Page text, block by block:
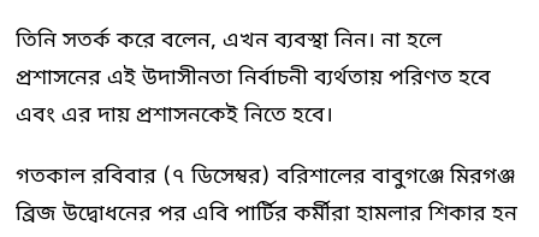
তিনি সতর্ক করে বলেন, এখন ব্যবস্থা নিন। না হলে
প্রশাসনের এই উদাসীনতা নির্বাচনী ব্যর্থতায় পরিণত হবে
এবং এর দায় প্রশাসনকেই নিতে হবে।
গতকাল রবিবার (৭ ডিসেম্বর) বরিশালের বাবুগঞ্জে মিরগঞ্জ
ব্রিজ উদ্বোধনের পর এবি পার্টির কর্মীরা হামলার শিকার হন